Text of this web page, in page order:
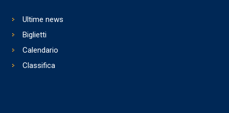
Ultime news
Biglietti
Calendario
Classifica